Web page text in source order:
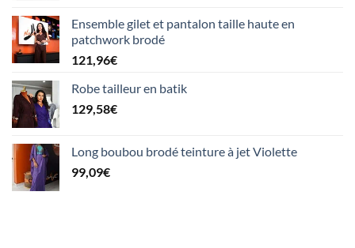
Ensemble gilet et pantalon taille haute en
patchwork brodé
121,96€
Robe tailleur en batik
129,58€
Long boubou brodé teinture à jet Violette
99,09€